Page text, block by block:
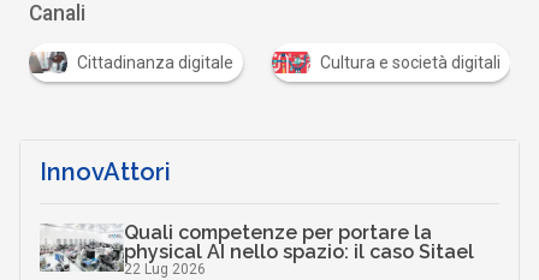
Canali
Cittadinanza digitale Cultura e società digitali
InnovAttori
Quali competenze per portare la
physical AI nello spazio: il caso Sitael
22 Lug 2026